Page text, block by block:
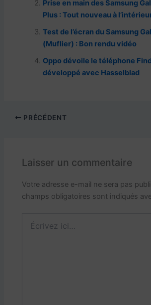
o
o
p
p
m h
at
Prise en main des Samsung
Plus : Tout nouveau à
Test de l’écran du Samsung
(Muflier) : Bon rendu vidéo
Oppo dévoile le téléphone
développé avec Hasselblad
PRÉCÉDENT
Laisser un commentaire
Votre adresse e-mail ne sera pas
champs obligatoires sont indiqués
ici…